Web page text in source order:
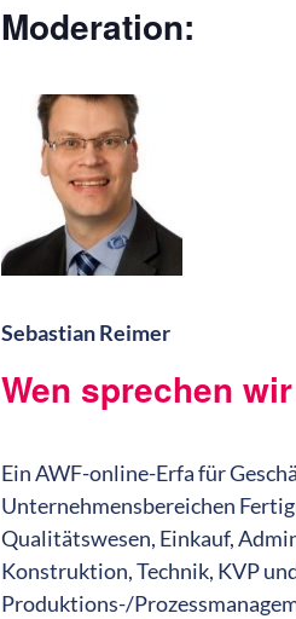
Moderation:
Sebastian Reimer
Wen sprechen
Ein AWF-online-Erfa für
Unternehmensbereichen
Qualitätswesen, Einkauf,
Konstruktion, Technik, KVP
Produktions-/